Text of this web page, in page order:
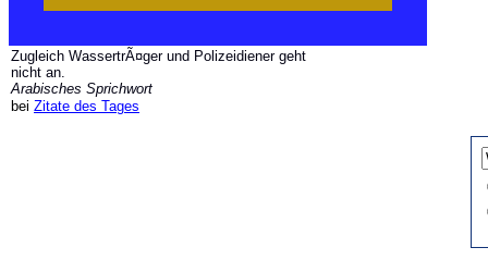
Zugleich WassertrÃ¤ger und Polizeidiener geht
nicht an.
Arabisches Sprichwort
bei Zitate des Tages